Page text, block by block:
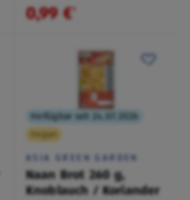
0,99 €¹
Verfügbar seit 24.07.2026
Vegan
ASIA GREEN GARDEN
Naan Brot 260 g,
Knoblauch / Koriander